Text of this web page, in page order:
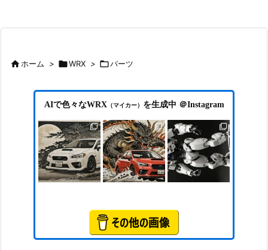
ホーム > WRX > パーツ
AIで色々なWRX （マイカー） を生成中 ＠Instagram